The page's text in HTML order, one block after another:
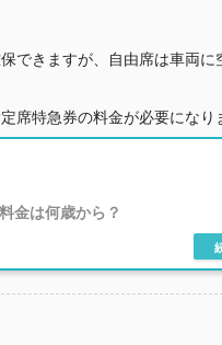
できますが、自由席は車両に
席特急券の料金が必要になり
金は何歳から？